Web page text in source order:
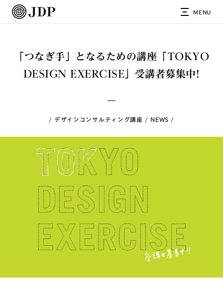
MENU
「つなぎ手」となるための講座「TOKYO
DESIGN EXERCISE」受講者募集中!
デザインコンサルティング講座 NEWS